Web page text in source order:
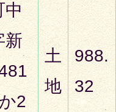
中
新
2
土
地
988.
32